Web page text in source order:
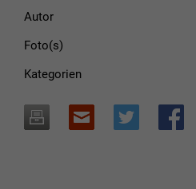
Autor
Foto(s)
Kategorien